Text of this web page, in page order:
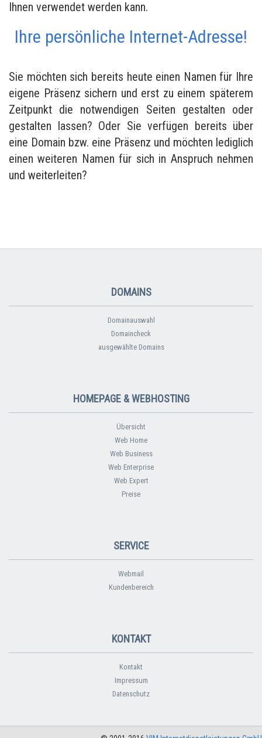
Ihnen verwendet werden kann.
Ihre persönliche Internet-Adresse!
Sie möchten sich bereits heute einen Namen für Ihre
eigene Präsenz sichern und erst zu einem späterem
Zeitpunkt die notwendigen Seiten gestalten oder
gestalten lassen? Oder Sie verfügen bereits über
eine Domain bzw. eine Präsenz und möchten lediglich
einen weiteren Namen für sich in Anspruch nehmen
und weiterleiten?
DOMAINS
Domainauswahl
Domaincheck
ausgewählte Domains
HOMEPAGE & WEBHOSTING
Übersicht
Web Home
Web Business
Web Enterprise
Web Expert
Preise
SERVICE
Webmail
Kundenbereich
KONTAKT
Kontakt
Impressum
Datenschutz